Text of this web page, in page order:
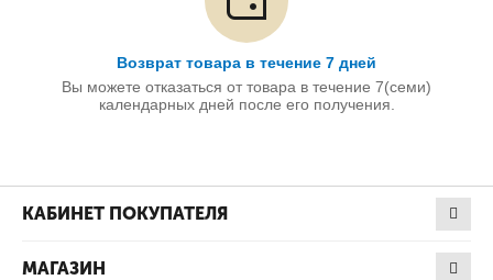
Возврат товара в течение 7 дней
Вы можете отказаться от товара в течение 7(семи)
календарных дней после его получения.
КАБИНЕТ ПОКУПАТЕЛЯ
МАГАЗИН